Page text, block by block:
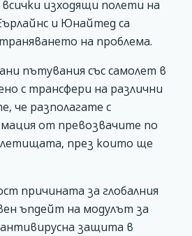
изходящи полети на
и Юнайтед са
на проблема.
пътувания със самолет в
с трансфери на различни
че разполагате с
от превозвачите по
през които ще
причината за глобалния
ъпдейт на модулът за
защита в